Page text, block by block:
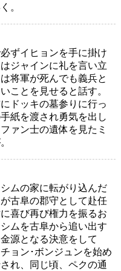
。
ずイヒョンを手に掛け
ジャインに礼を言い立
将軍が死んでも義兵と
ことを見せると話す。
ドッキの墓参りに行っ
紙を渡され勇気を出し
ァン士の遺体を見たミ
ムの家に転がり込んだ
古阜の郡守として赴任
喜び再び権力を振るお
ムを古阜から追い出す
源となる決意をして
ョン･ボンジュンを始め
れ、同じ頃、ペクの通